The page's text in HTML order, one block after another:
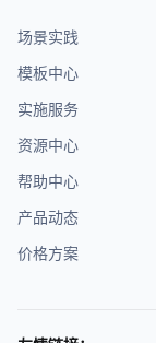
场景实践
模板中心
实施服务
资源中心
帮助中心
产品动态
价格方案